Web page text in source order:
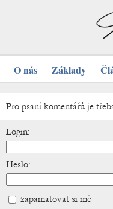
O nás Základy
Pro psaní komentářů je
Login:
Heslo:
zapamatovat si mě